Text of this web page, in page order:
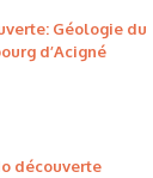
Géologie du
d’Acigné
découverte